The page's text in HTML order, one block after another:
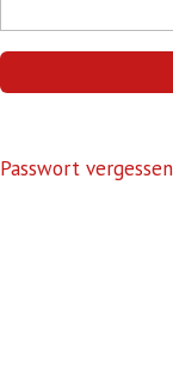
Passwort vergessen